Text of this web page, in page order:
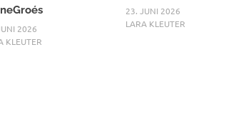
2026
KLEUTER
23. JUNI 2026
LARA KLEUTER